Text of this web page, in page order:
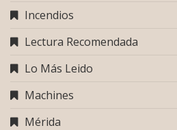
Incendios
Lectura Recomendada
Lo Más Leido
Machines
Mérida